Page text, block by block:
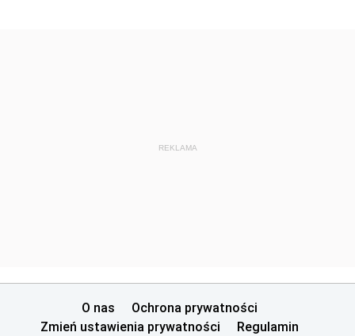
REKLAMA
O nas
Ochrona prywatności
Zmień ustawienia prywatności
Regulamin